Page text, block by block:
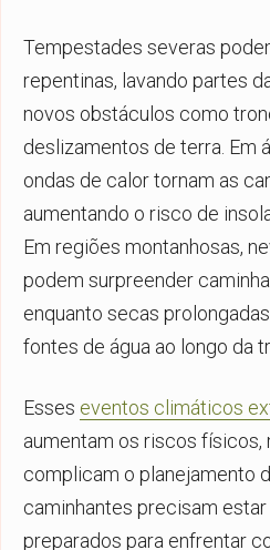
Tempestades severas
repentinas, lavando partes
novos obstáculos como
deslizamentos de terra. Em
ondas de calor tornam as
aumentando o risco de
Em regiões montanhosas,
podem surpreender
enquanto secas
fontes de água ao longo da
Esses eventos climáticos
aumentam os riscos físicos,
complicam o planejamento
caminhantes precisam
preparados para enfrentar